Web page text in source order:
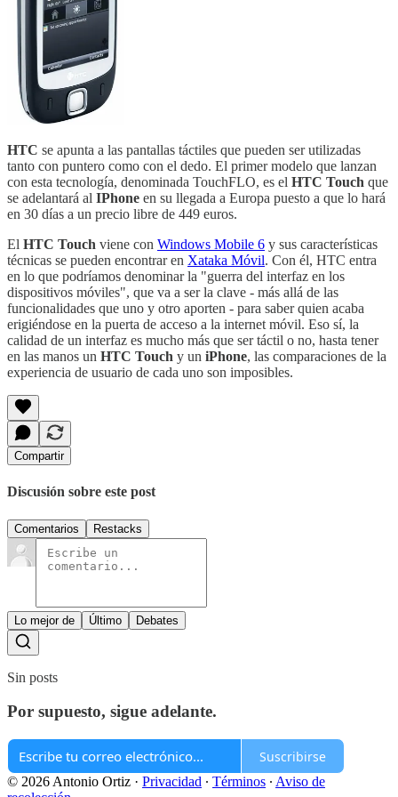
HTC se apunta a las pantallas táctiles que pueden ser utilizadas
tanto con puntero como con el dedo. El primer modelo que lanzan
con esta tecnología, denominada TouchFLO, es el HTC Touch que
se adelantará al IPhone en su llegada a Europa puesto a que lo hará
en 30 días a un precio libre de 449 euros.
El HTC Touch viene con Windows Mobile 6 y sus características
técnicas se pueden encontrar en Xataka Móvil. Con él, HTC entra
en lo que podríamos denominar la "guerra del interfaz en los
dispositivos móviles", que va a ser la clave - más allá de las
funcionalidades que uno y otro aporten - para saber quien acaba
erigiéndose en la puerta de acceso a la internet móvil. Eso sí, la
calidad de un interfaz es mucho más que ser táctil o no, hasta tener
en las manos un HTC Touch y un iPhone, las comparaciones de la
experiencia de usuario de cada uno son imposibles.
Compartir
Discusión sobre este post
Comentarios Restacks
Lo mejor de Último Debates
Sin posts
Por supuesto, sigue adelante.
Suscribirse
© 2026 Antonio Ortiz · Privacidad ∙ Términos ∙ Aviso de